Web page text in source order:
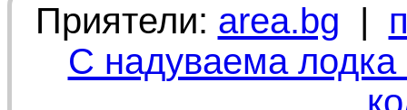
Приятели: area.bg |
С надуваема лодка